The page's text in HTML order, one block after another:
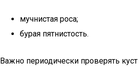
мучнистая роса;
бурая пятнистость.
Важно периодически проверять куст